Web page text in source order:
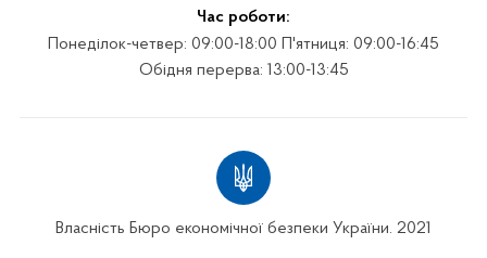
Час роботи:
Понеділок-четвер: 09:00-18:00 П'ятниця: 09:00-16:45
Обідня перерва: 13:00-13:45
Власність Бюро економічної безпеки України. 2021